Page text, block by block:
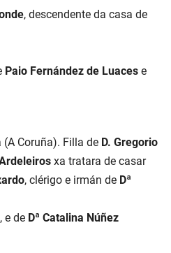
, descendente da casa de
Paio Fernández de Luaces e
(A Coruña). Filla de D. Gregorio
xa tratara de casar
, clérigo e irmán de Dª
, e de Dª Catalina Núñez